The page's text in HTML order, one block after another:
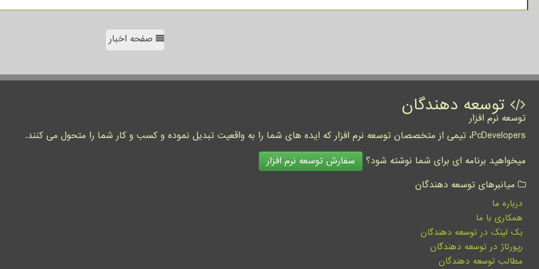
صفحه اخبار
توسعه دهندگان
توسعه نرم افزار
PcDevelopers، تیمی از متخصصان توسعه نرم افزار که ایده های شما را به واقعیت تبدیل نموده و کسب و کار شما را متحول می کنند.
میخواهید برنامه ای برای شما نوشته شود؟
سفارش توسعه نرم افزار
میانبرهای توسعه دهندگان
درباره ما
همکاری با ما
بک لینک در توسعه دهندگان
رپورتاژ در توسعه دهندگان
مطالب توسعه دهندگان